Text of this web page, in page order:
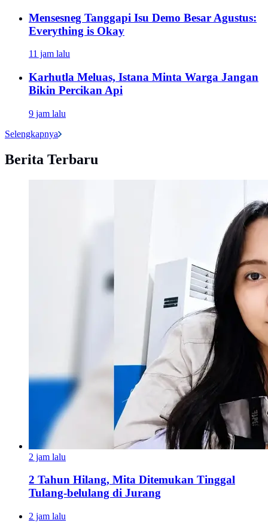
Mensesneg Tanggapi Isu Demo Besar Agustus:
Everything is Okay
11 jam lalu
Karhutla Meluas, Istana Minta Warga Jangan
Bikin Percikan Api
9 jam lalu
Selengkapnya
Berita Terbaru
2 jam lalu
2 Tahun Hilang, Mita Ditemukan Tinggal
Tulang-belulang di Jurang
2 jam lalu